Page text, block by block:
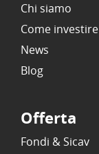
Chi siamo
Come investire
News
Blog
Offerta
Fondi & Sicav